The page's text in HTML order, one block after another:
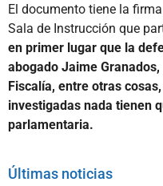
El documento tiene la
Sala de Instrucción que
en primer lugar que la
abogado Jaime
Fiscalía, entre otras
investigadas nada tienen
parlamentaria.
Últimas noticias